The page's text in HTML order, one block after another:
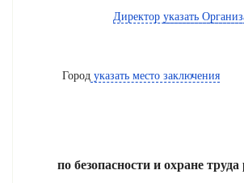
Директор указать
Городуказать место заключения
по безопасности и охране